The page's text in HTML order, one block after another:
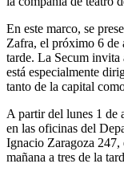
En este marco, se
Zafra, el próximo 6 de
tarde. La Secum invita
está especialmente
tanto de la capital
A partir del lunes 1 de
en las oficinas del
Ignacio Zaragoza
mañana a tres de la